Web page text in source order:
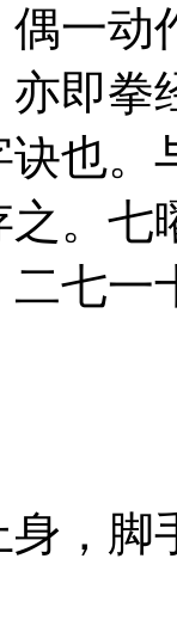
一动
即
也
。七
七
，脚